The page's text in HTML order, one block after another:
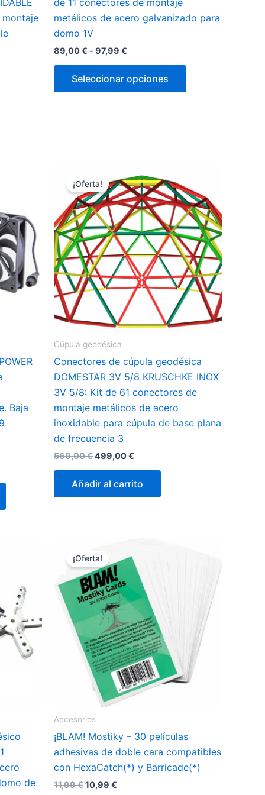
metálicos de acero galvanizado para
domo 1V
89,00€ - 97,99 €
desde
89,00 €
Seleccionar opciones
Este
pueden
elegir
en
la
página
de
producto
Baja
Este
pueden
elegir
en
¡Oferta!
Cúpula geodésica
Conectores de cúpula geodésica
DOMESTAR 3V 5/8 KRUSCHKE INOX
3V 5/8: Kit de 61 conectores de
montaje metálicos de acero
inoxidable para cúpula de base plana
de frecuencia 3
569,00€El
era:
569,00 €.
499,00€
es:
499,00 €.
Añadir al carrito
de
¡Oferta!
Accesorios
¡BLAM! Mostiky – 30 películas
adhesivas de doble cara compatibles
con HexaCatch(*) y Barricade(*)
11,99€El
10,99 €